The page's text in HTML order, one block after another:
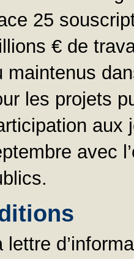
25
€ de
maintenus
les projets
aux
avec
lettre